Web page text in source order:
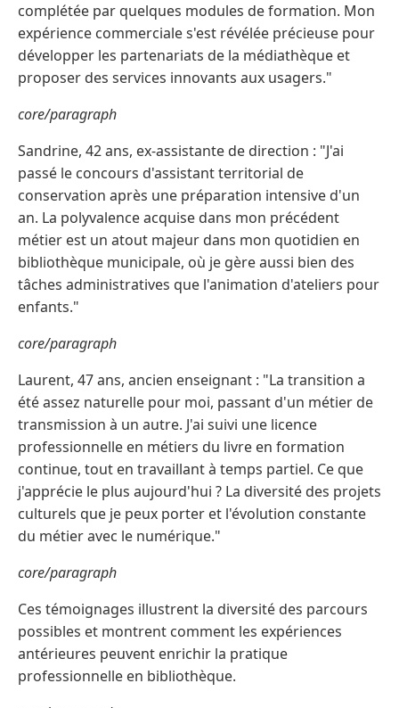
complétée par quelques modules de formation. Mon
expérience commerciale s'est révélée précieuse pour
développer les partenariats de la médiathèque et
proposer des services innovants aux usagers."
core/paragraph
Sandrine, 42 ans, ex-assistante de direction : "J'ai
passé le concours d'assistant territorial de
conservation après une préparation intensive d'un
an. La polyvalence acquise dans mon précédent
métier est un atout majeur dans mon quotidien en
bibliothèque municipale, où je gère aussi bien des
tâches administratives que l'animation d'ateliers pour
enfants."
core/paragraph
Laurent, 47 ans, ancien enseignant : "La transition a
été assez naturelle pour moi, passant d'un métier de
transmission à un autre. J'ai suivi une licence
professionnelle en métiers du livre en formation
continue, tout en travaillant à temps partiel. Ce que
j'apprécie le plus aujourd'hui ? La diversité des projets
culturels que je peux porter et l'évolution constante
du métier avec le numérique."
core/paragraph
Ces témoignages illustrent la diversité des parcours
possibles et montrent comment les expériences
antérieures peuvent enrichir la pratique
professionnelle en bibliothèque.